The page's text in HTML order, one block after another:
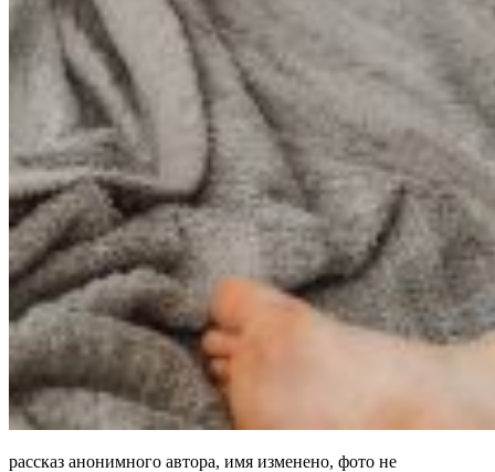
рассказ анонимного автора, имя изменено, фото не